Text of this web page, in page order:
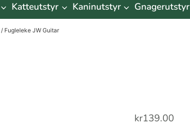
Katteutstyr Kaninutstyr Gnagerutstyr
/ Fugleleke JW Guitar
kr139.00